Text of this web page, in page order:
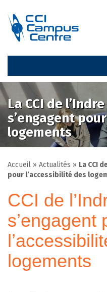
La CCI de
s’engagent
logements
Accueil » Actualités » La CCI
pour l’accessibilité des
CCI de
s’engagent
logements